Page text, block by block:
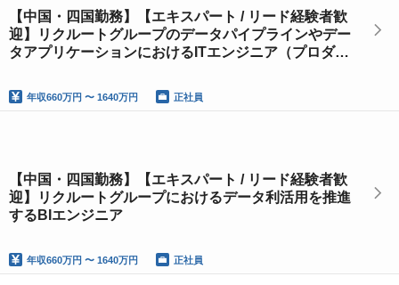
【中国・四国勤務】【エキスパート / リード経験者歓
迎】リクルートグループのデータパイプラインやデー
タアプリケーションにおけるITエンジニア（プロダク
年収660万円 〜 1640万円 正社員
【中国・四国勤務】【エキスパート / リード経験者歓
迎】リクルートグループにおけるデータ利活用を推進
するBIエンジニア
年収660万円 〜 1640万円 正社員